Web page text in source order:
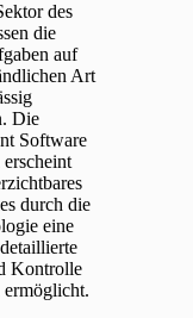
des
die
auf
Art
Die
Software
durch die
eine
Kontrolle